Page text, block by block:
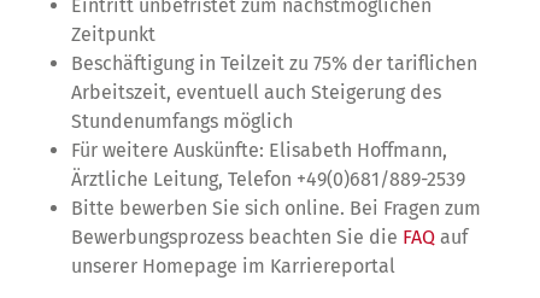
Eintritt unbefristet zum nächstmöglichen
Zeitpunkt
Beschäftigung in Teilzeit zu 75% der tariflichen
Arbeitszeit, eventuell auch Steigerung des
Stundenumfangs möglich
Für weitere Auskünfte: Elisabeth Hoffmann,
Ärztliche Leitung, Telefon +49(0)681/889-2539
Bitte bewerben Sie sich online. Bei Fragen zum
Bewerbungsprozess beachten Sie die FAQauf
unserer Homepage im Karriereportal